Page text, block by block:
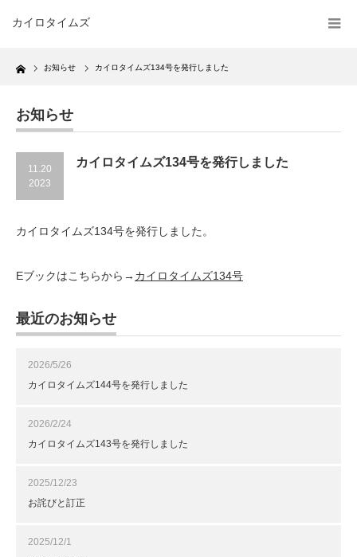
カイロタイムズ
Home お知らせ カイロタイムズ134号を発行しました
お知らせ
11.20
2023
カイロタイムズ134号を発行しました
カイロタイムズ134号を発行しました。
Eブックはこちらから→ カイロタイムズ134号
最近のお知らせ
2026/5/26
カイロタイムズ144号を発行しました
2026/2/24
カイロタイムズ143号を発行しました
2025/12/23
お詫びと訂正
2025/12/1